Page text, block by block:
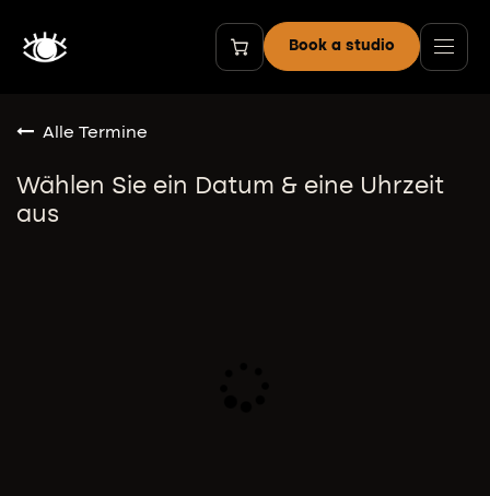
Book a studio
Alle Termine
Wählen Sie ein Datum & eine Uhrzeit
aus